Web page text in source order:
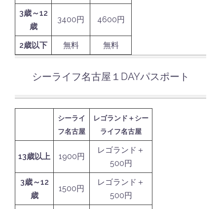
3歳～12
歳
3400円 4600円
2歳以下 無料 無料
シーライフ名古屋１DAYパスポート
シーライ
フ名古屋
レゴランド＋シー
ライフ名古屋
13歳以上 1900円
レゴランド＋
500円
3歳～12
歳
1500円
レゴランド＋
500円